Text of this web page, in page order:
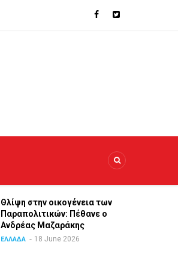
Θλίψη στην οικογένεια των
Παραπολιτικών: Πέθανε ο
Ανδρέας Μαζαράκης
ΕΛΛΑΔΑ 18 June 2026